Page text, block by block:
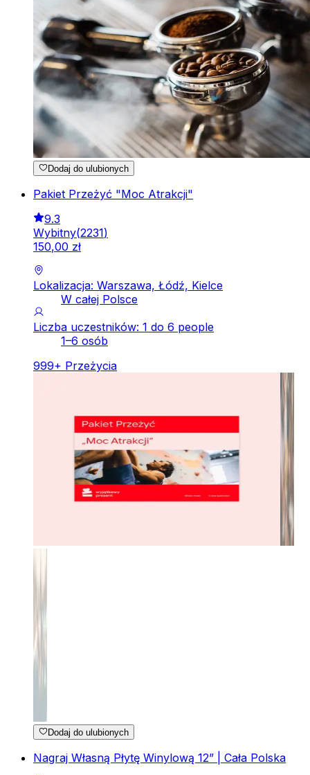
Dodaj do ulubionych
Pakiet Przeżyć "Moc Atrakcji"
9.3
Wybitny(2231)
150,00 zł
Lokalizacja: Warszawa, Łódź, Kielce
W całej Polsce
Liczba uczestników: 1 do 6 people
1–6 osób
999+ Przeżycia
Dodaj do ulubionych
Nagraj Własną Płytę Winylową 12” | Cała Polska